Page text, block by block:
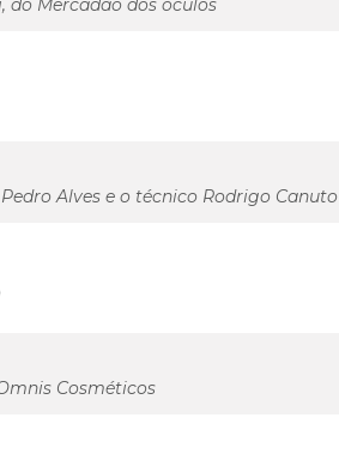
do Mercadão dos óculos
Alves e o técnico Rodrigo Canuto
Cosméticos